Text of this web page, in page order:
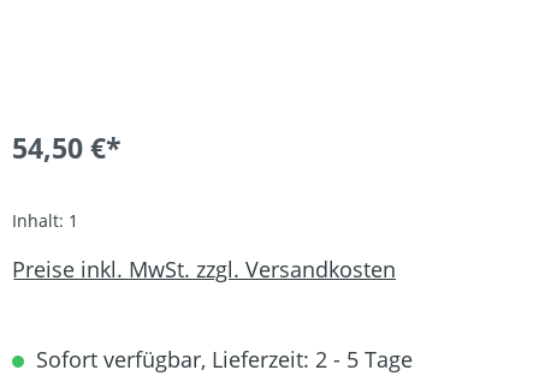
54,50 €*
Inhalt: 1
Preise inkl. MwSt. zzgl. Versandkosten
Sofort verfügbar, Lieferzeit: 2 - 5 Tage